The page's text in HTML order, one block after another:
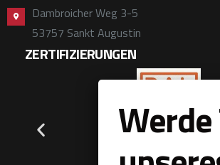
Dambroicher Weg 3-5
53757 Sankt Augustin
ZERTIFIZIERUNGEN
Werde